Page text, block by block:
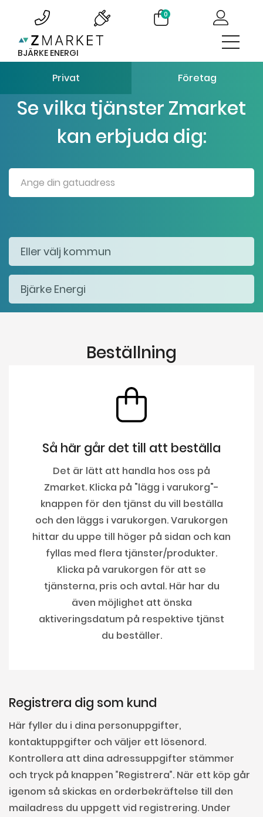
0
BJÄRKE ENERGI
Privat Företag
Se vilka tjänster Zmarket
kan erbjuda dig:
Beställning
Så här går det till att beställa
Det är lätt att handla hos oss på
Zmarket. Klicka på "lägg i varukorg"-
knappen för den tjänst du vill beställa
och den läggs i varukorgen. Varukorgen
hittar du uppe till höger på sidan och kan
fyllas med flera tjänster/produkter.
Klicka på varukorgen för att se
tjänsterna, pris och avtal. Här har du
även möjlighet att önska
aktiveringsdatum på respektive tjänst
du beställer.
Registrera dig som kund
Här fyller du i dina personuppgifter,
kontaktuppgifter och väljer ett lösenord.
Kontrollera att dina adressuppgifter stämmer
och tryck på knappen ”Registrera”. När ett köp går
igenom så skickas en orderbekräftelse till den
mailadress du uppgett vid registrering. Under